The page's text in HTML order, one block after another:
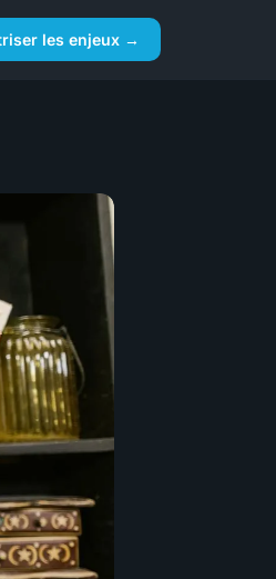
les enjeux →